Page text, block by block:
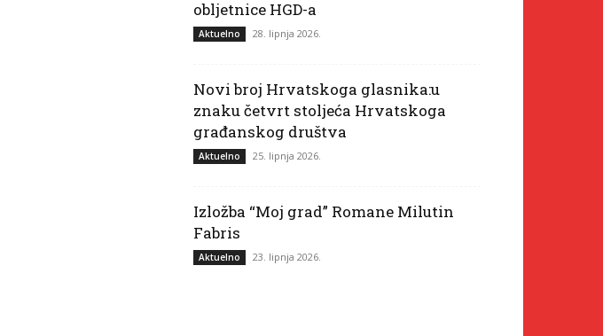
obljetnice HGD-a
Aktuelno 28. lipnja 2026.
Novi broj Hrvatskoga glasnika:u
znaku četvrt stoljeća Hrvatskoga
građanskog društva
Aktuelno 25. lipnja 2026.
Izložba “Moj grad” Romane Milutin
Fabris
Aktuelno 23. lipnja 2026.